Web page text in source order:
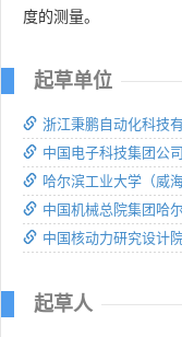
度的测量。
起草单位
浙江秉鹏自动化科技
中国电子科技集团公
哈尔滨工业大学（威海
中国机械总院集团哈
中国核动力研究设计
起草人